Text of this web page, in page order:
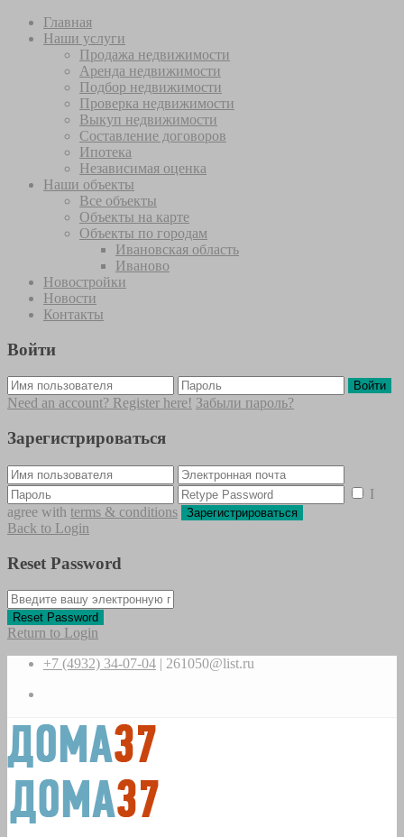
Главная
Наши услуги
Продажа недвижимости
Аренда недвижимости
Подбор недвижимости
Проверка недвижимости
Выкуп недвижимости
Составление договоров
Ипотека
Независимая оценка
Наши объекты
Все объекты
Объекты на карте
Объекты по городам
Ивановская область
Иваново
Новостройки
Новости
Контакты
Войти
Войти
Need an account? Register here! Забыли пароль?
Зарегистрироваться
I
agree with terms & conditions Зарегистрироваться
Back to Login
Reset Password
Reset Password
Return to Login
+7 (4932) 34-07-04 | 261050@list.ru